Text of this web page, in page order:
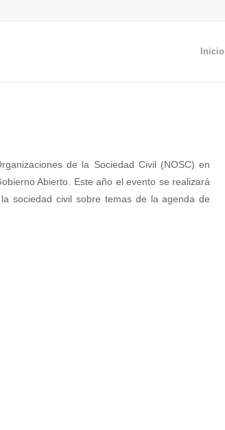
Inicio
de la Sociedad Civil (NOSC) en
Abierto. Este año el evento se realizará
sociedad civil sobre temas de la agenda de